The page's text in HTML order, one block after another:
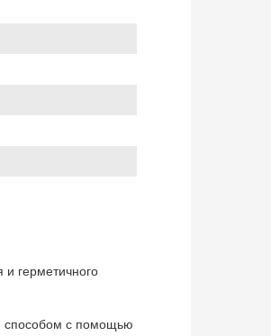
герметичного
способом с помощью